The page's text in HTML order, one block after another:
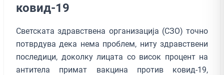
ковид-19
Светската здравствена организација (СЗО) точно
потврдува дека нема проблем, ниту здравствени
последици, доколку лицата со висок процент на
антитела примат вакцина против ковид-19,